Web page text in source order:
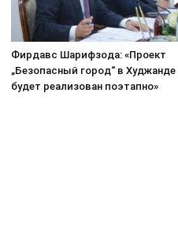
Фирдавс Шарифзода: «Проект
„Безопасный город“ в Худжанде
будет реализован поэтапно»